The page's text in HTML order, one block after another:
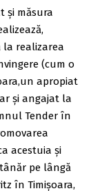
și măsura
realizarea
(cum o
apropiat
și angajat la
Tender în
acestuia și
pe lângă
în Timișoara,